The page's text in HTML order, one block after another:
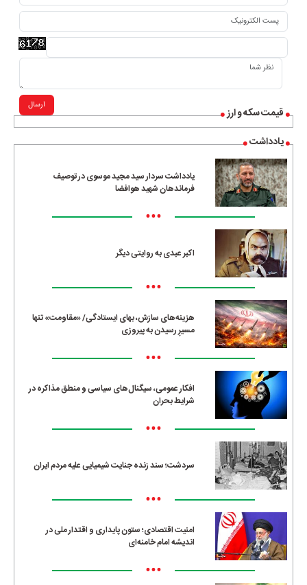
قیمت سکه و ارز
یادداشت
یادداشت سردار سید مجید موسوی در توصیف
فرماندهان شهید هوافضا
•••
اکبر عبدی به روایتی دیگر
•••
هزینه‌های سازش، بهای ایستادگی/ «مقاومت» تنها
مسیرِ رسیدن به پیروزی
•••
افکار عمومی، سیگنال‌های سیاسی و منطق مذاکره در
شرایط بحران
•••
سردشت؛ سند زنده جنایت شیمیایی علیه مردم ایران
•••
امنیت اقتصادی؛ ستون پایداری و اقتدار ملی در
اندیشه امام خامنه‌ای
•••
ارسال